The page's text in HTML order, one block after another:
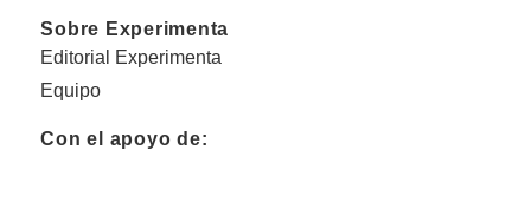
Sobre Experimenta
Editorial Experimenta
Equipo
Con el apoyo de: